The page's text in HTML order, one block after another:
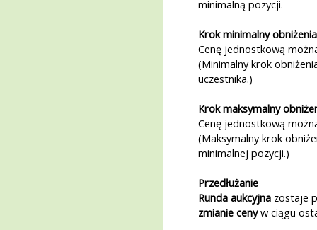
minimalną pozycji.
Krok minimalny
Cenę jednostkową
(Minimalny krok
uczestnika.)
Krok maksymalny
Cenę jednostkową
(Maksymalny krok
minimalnej pozycji.)
Przedłużanie
Runda aukcyjna zostaje
zmianie cenyw ciągu